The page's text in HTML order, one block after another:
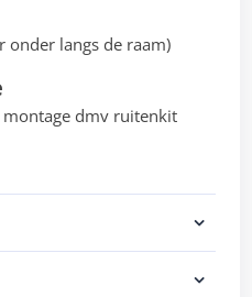
onder langs de raam)
montage dmv ruitenkit